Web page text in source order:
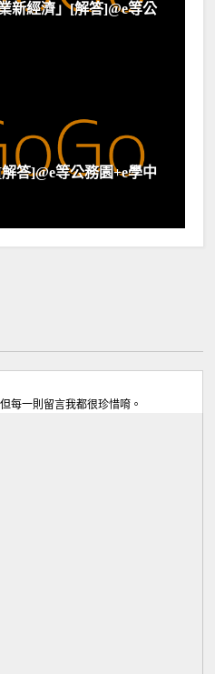
新經濟」[解答]@e等公
答]@e等公務園+e學中
每一則留言我都很珍惜唷。